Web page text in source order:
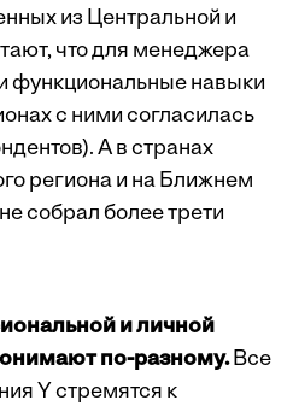
из Центральной и
что для менеджера
функциональные навыки
с ними согласилась
А в странах
региона и на Ближнем
собрал более трети
и личной
по-разному.Все
Y стремятся к